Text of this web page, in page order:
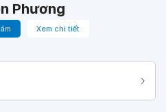
Phương
Xem chi tiết